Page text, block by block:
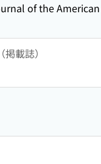
of the
載誌）